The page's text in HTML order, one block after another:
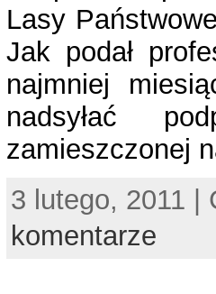
Lasy
Jak podał
najmniej
nadsyłać
zamieszczonej
3 lutego, 2011 |
komentarze